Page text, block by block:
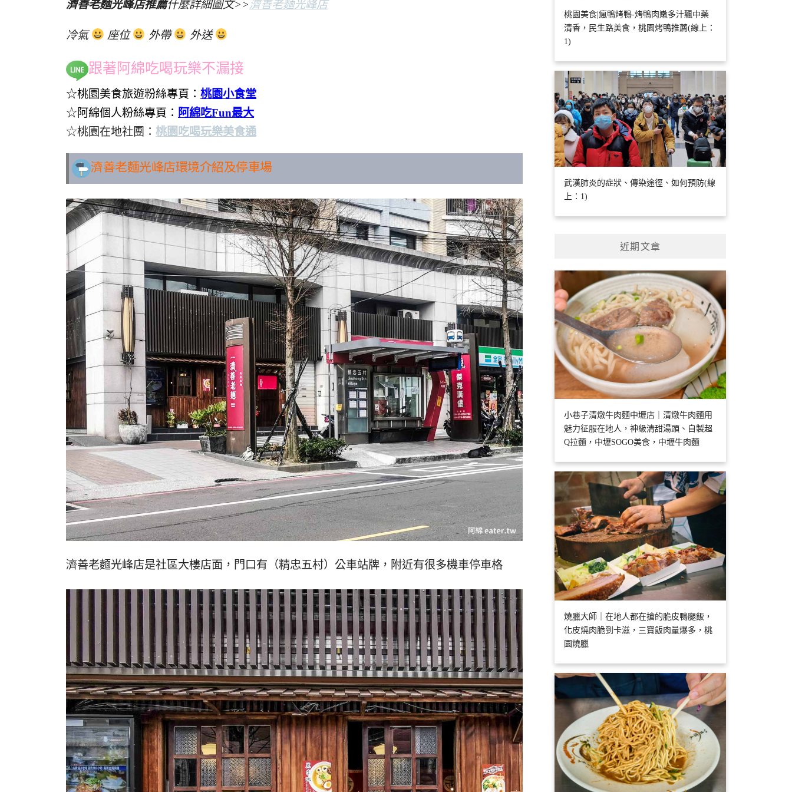
濟善老麵光峰店推薦什麼詳細圖文>>濟善老麵光峰店
冷氣 座位 外帶 外送
跟著阿綿吃喝玩樂不漏接
☆桃園美食旅遊粉絲專頁： 桃園小食堂
☆阿綿個人粉絲專頁： 阿綿吃Fun最大
☆桃園在地社團： 桃園吃喝玩樂美食通
濟善老麵光峰店環境介紹及停車場
濟善老麵光峰店是社區大樓店面，門口有（精忠五村）公車站牌，附近有很多機車停車格
桃園美食|瘋鴨烤鴨-烤鴨肉嫩多汁飄中藥
清香，民生路美食，桃園烤鴨推薦(線上：
1)
武漢肺炎的症狀、傳染途徑、如何預防(線
上：1)
近期文章
小巷子清燉牛肉麵中壢店｜清燉牛肉麵用
魅力征服在地人，神級清甜湯頭、自製超
Q拉麵，中壢SOGO美食，中壢牛肉麵
燒臘大師｜在地人都在搶的脆皮鴨腿飯，
化皮燒肉脆到卡滋，三寶飯肉量爆多，桃
園燒臘